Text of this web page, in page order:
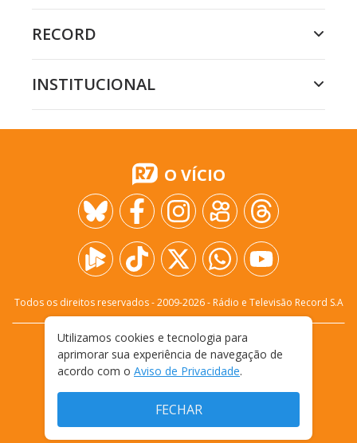
RECORD
INSTITUCIONAL
O VÍCIO
Todos os direitos reservados - 2009-2026- Rádio e Televisão Record S.A
FALE CONOSCO
PRIVACIDADE
TERMOS E CONDIÇÕES DE USO
Utilizamos cookies e tecnologia para
aprimorar sua experiência de navegação de
acordo com o Aviso de Privacidade.
FECHAR